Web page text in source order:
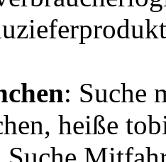
: Suche
heiße